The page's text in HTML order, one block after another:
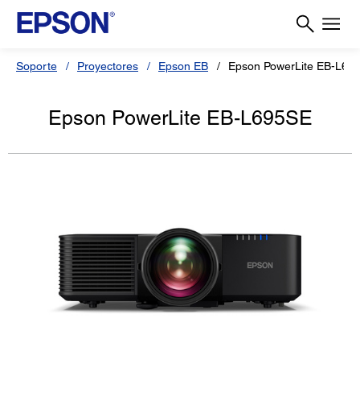
Soporte Proyectores Epson EB Epson PowerLite EB-
Epson PowerLite EB-L695SE